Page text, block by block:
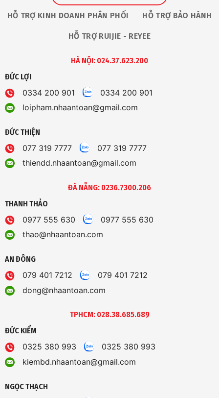
HỖ TRỢ KINH DOANH PHÂN PHỐI HỖ TRỢ BẢO HÀNH
HỖ TRỢ RUIJIE - REYEE
HÀ NỘI: 024.37.623.200
ĐỨC LỢI
0334 200 901
0334 200 901
loipham.nhaantoan@gmail.com
ĐỨC THIỆN
077 319 7777
077 319 7777
thiendd.nhaantoan@gmail.com
ĐÀ NẴNG: 0236.7300.206
THANH THẢO
0977 555 630
0977 555 630
thao@nhaantoan.com
AN ĐÔNG
079 401 7212
079 401 7212
dong@nhaantoan.com
TPHCM: 028.38.685.689
ĐỨC KIỂM
0325 380 993
0325 380 993
kiembd.nhaantoan@gmail.com
NGỌC THẠCH